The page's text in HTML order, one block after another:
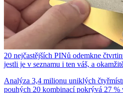
20 nejčastějších PINů odemkne
jestli je v seznamu i ten váš, a
Analýza 3,4 milionu uniklých
pouhých 20 kombinací pokrývá 27 %